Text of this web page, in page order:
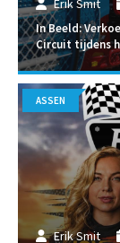
Erik Smit
In Beeld:
Circuit tijdens
Erik Smit
ASSEN